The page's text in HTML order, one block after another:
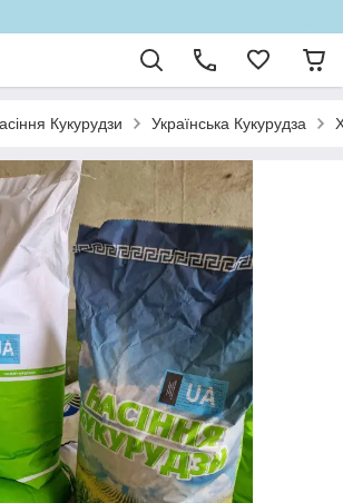
Кукурудзи Українська Кукурудза